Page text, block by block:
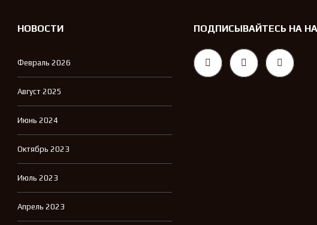
НОВОСТИ
Февраль 2026
Август 2025
Июнь 2024
Октябрь 2023
Июль 2023
Апрель 2023
ПОДПИСЫВАЙТЕСЬ НА